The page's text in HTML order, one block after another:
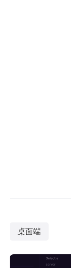
桌面端